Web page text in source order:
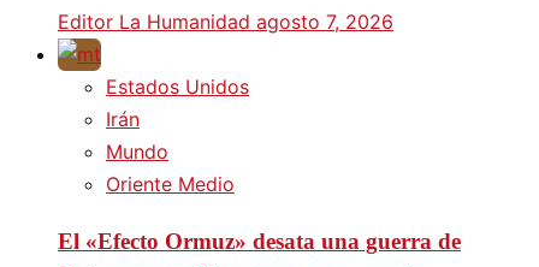
Editor La Humanidad agosto 7, 2026
Estados Unidos
Irán
Mundo
Oriente Medio
El «Efecto Ormuz» desata una guerra de